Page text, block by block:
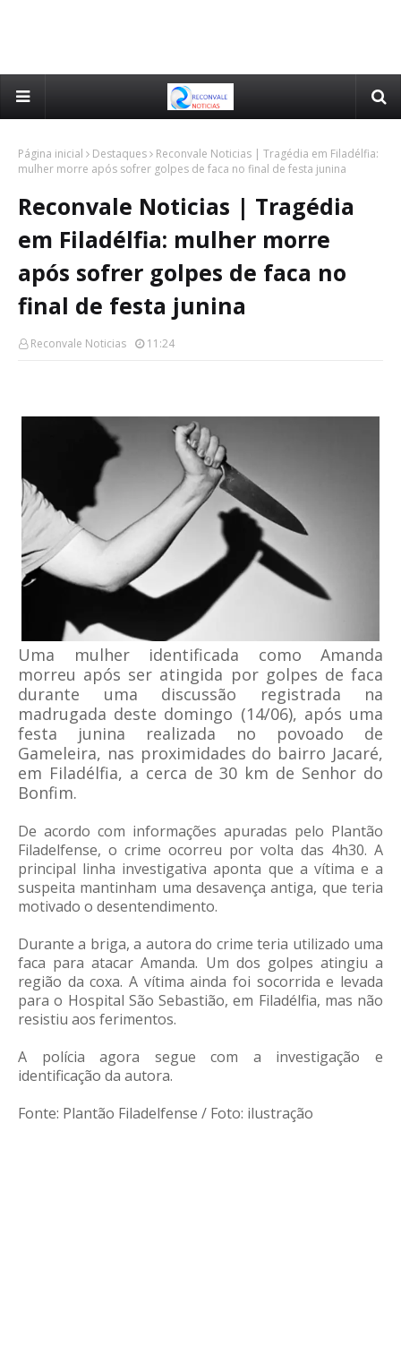
Página inicial Destaques
Reconvale Noticias | Tragédia em Filadélfia:
mulher morre após sofrer golpes de faca no final de festa junina
Reconvale Noticias | Tragédia
em Filadélfia: mulher morre
após sofrer golpes de faca no
final de festa junina
Reconvale Noticias 11:24
Uma mulher identificada como Amanda
morreu após ser atingida por golpes de faca
durante uma discussão registrada na
madrugada deste domingo (14/06), após uma
festa junina realizada no povoado de
Gameleira, nas proximidades do bairro Jacaré,
em Filadélfia, a cerca de 30 km de Senhor do
Bonfim.
De acordo com informações apuradas pelo Plantão
Filadelfense, o crime ocorreu por volta das 4h30. A
principal linha investigativa aponta que a vítima e a
suspeita mantinham uma desavença antiga, que teria
motivado o desentendimento.
Durante a briga, a autora do crime teria utilizado uma
faca para atacar Amanda. Um dos golpes atingiu a
região da coxa. A vítima ainda foi socorrida e levada
para o Hospital São Sebastião, em Filadélfia, mas não
resistiu aos ferimentos.
A polícia agora segue com a investigação e
identificação da autora.
Fonte: Plantão Filadelfense / Foto: ilustração